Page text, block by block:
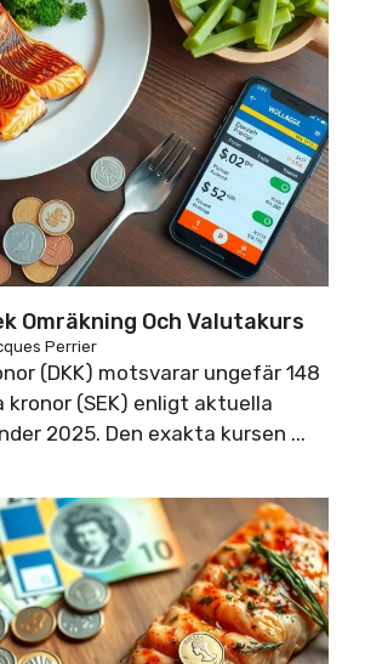
Omräkning Och Valutakurs
Perrier
(DKK) motsvarar ungefär 148
kronor (SEK) enligt aktuella
2025. Den exakta kursen ...